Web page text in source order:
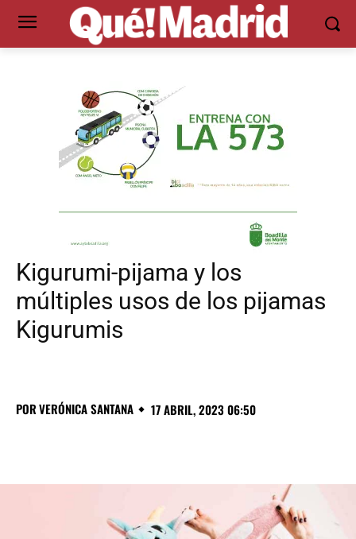
Kigurumi-pijama y los
múltiples usos de los pijamas
Kigurumis
PORVERÓNICA SANTANA 17 ABRIL, 2023 06:50